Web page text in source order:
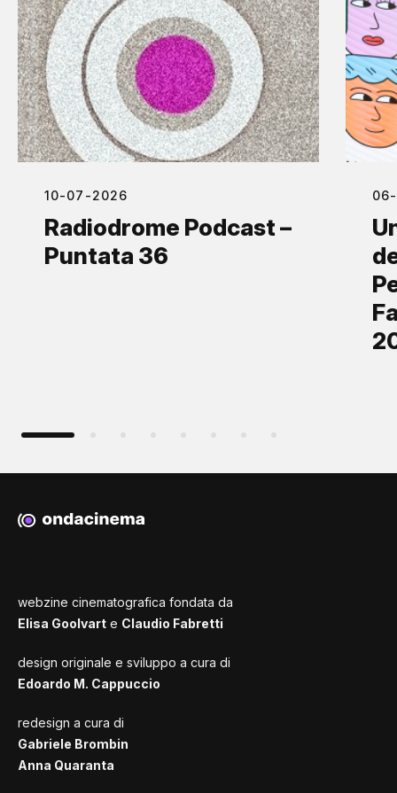
10-07-2026
Radiodrome Podcast –
Puntata 36
webzine cinematografica fondata da
Elisa Goolvart e Claudio Fabretti
design originale e sviluppo a cura di
Edoardo M. Cappuccio
redesign a cura di
Gabriele Brombin
Anna Quaranta